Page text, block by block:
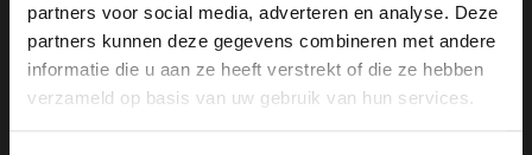
partners voor social media, adverteren en analyse. Deze
partners kunnen deze gegevens combineren met andere
informatie die u aan ze heeft verstrekt of die ze hebben
verzameld op basis van uw gebruik van hun services.
Unie in het verslaan van nazi-Duitsland langzaam uit
het collectieve geheugen lijkt te verdwijnen.
Wordt de geschiedenis herschreven uit politieke